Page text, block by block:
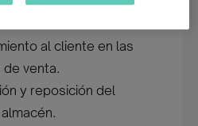
al cliente en las
venta.
y reposición del